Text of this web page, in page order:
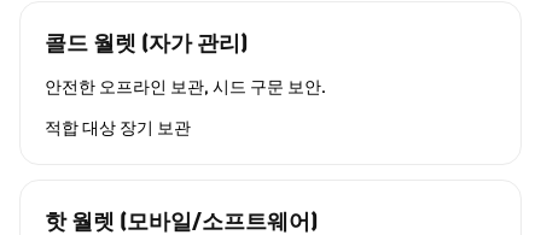
콜드 월렛 (자가 관리)
안전한 오프라인 보관, 시드 구문 보안.
적합 대상 장기 보관
핫 월렛 (모바일/소프트웨어)